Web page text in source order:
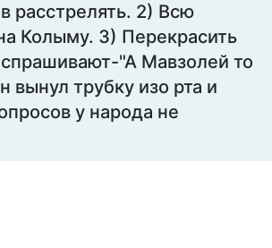
расстрелять. 2) Всю
Колыму. 3) Перекрасить
"А Мавзолей то
вынул трубку изо рта и
у народа не